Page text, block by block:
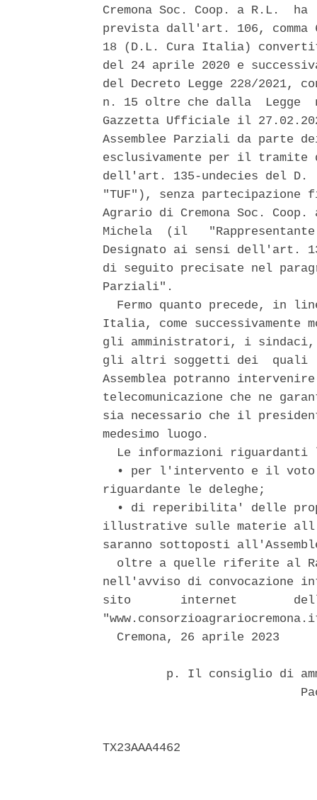
Cremona Soc. Coop. a R.L.
prevista dall'art. 106, comma
18 (D.L. Cura Italia)
del 24 aprile 2020 e
del Decreto Legge 228/2021,
n. 15 oltre che dalla  Legge
Gazzetta Ufficiale il
Assemblee Parziali da parte
esclusivamente per il tramite
dell'art. 135-undecies del
"TUF"), senza
Agrario di Cremona Soc.
Michela  (il
Designato ai sensi dell'art.
di seguito precisate nel
Parziali".
Fermo quanto precede, in
Italia, come
gli amministratori, i sindaci, il
gli altri soggetti dei  quali
Assemblea potranno
telecomunicazione che ne
sia necessario che il
medesimo luogo.
Le informazioni
• per l'intervento e il
riguardante le deleghe;
• di reperibilita' delle
illustrative sulle materie
saranno sottoposti
oltre a quelle riferite al
nell'avviso di convocazione
sito       internet
  Cremona, 26 aprile 2023
p. Il consiglio di